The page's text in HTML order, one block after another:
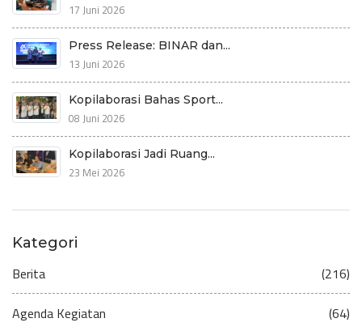
17 Juni 2026
Press Release: BINAR dan...
13 Juni 2026
Kopilaborasi Bahas Sport...
08 Juni 2026
Kopilaborasi Jadi Ruang...
23 Mei 2026
Kategori
Berita (216)
Agenda Kegiatan (64)